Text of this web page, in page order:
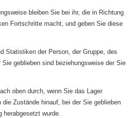
bleiben Sie bei ihr, die in Richtung
Fortschritte macht, und geben Sie diese
der Person, der Gruppe, des
geblieben sind beziehungsweise der Sie
oben durch, wenn Sie das Lager
Zustände hinauf, bei der Sie geblieben
herabgesetzt wurde.